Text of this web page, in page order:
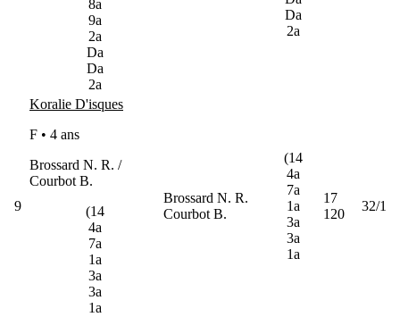
8a
9a
2a
Da
Da
2a
Da
2a
9
Koralie D'isques
F • 4 ans
Brossard N. R. /
Courbot B.
(14
4a
7a
1a
3a
3a
1a
Brossard N. R.
Courbot B.
(14
4a
7a
1a
3a
3a
1a
17
120
32/1